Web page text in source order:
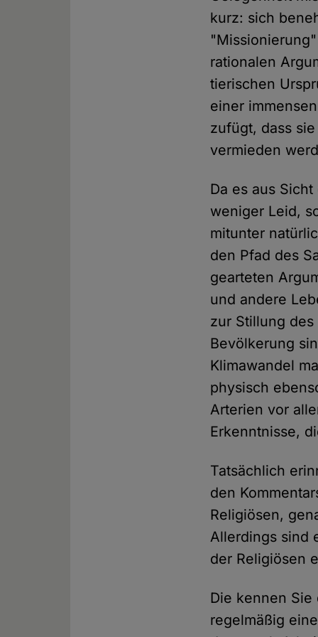
kurz: sich
rationalen
tierischen
einer
zufügt, dass
vermieden
Da es aus
weniger Leid,
mitunter
den Pfad des
gearteten
und andere
zur Stillung
Bevölkerung
Klimawandel
physisch
Arterien vor
Erkenntnisse,
Tatsächlich
den
Religiösen,
Allerdings sind
der Religiösen
Die kennen
regelmäßig